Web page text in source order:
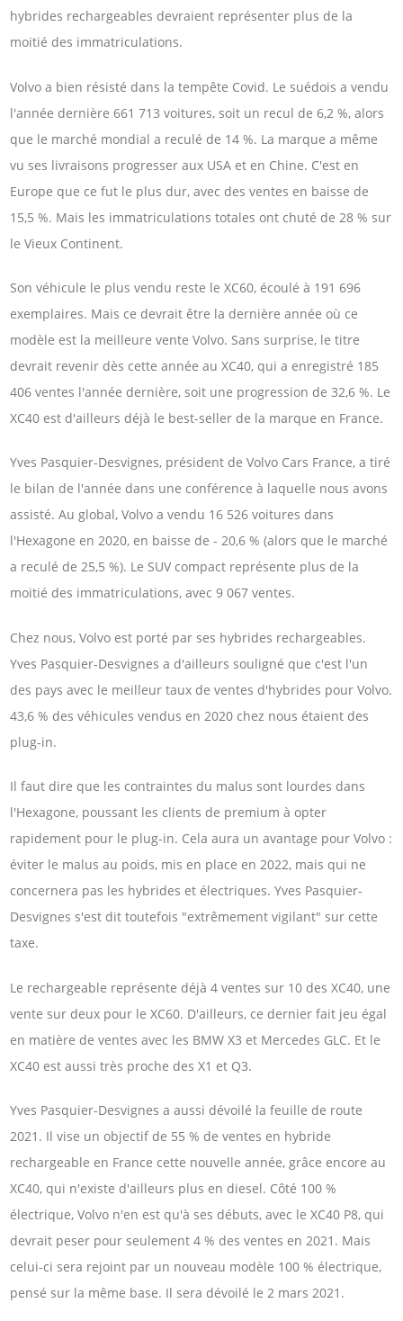
hybrides rechargeables devraient représenter plus de la
moitié des immatriculations.
Volvo a bien résisté dans la tempête Covid. Le suédois a vendu
l'année dernière 661 713 voitures, soit un recul de 6,2 %, alors
que le marché mondial a reculé de 14 %. La marque a même
vu ses livraisons progresser aux USA et en Chine. C'est en
Europe que ce fut le plus dur, avec des ventes en baisse de
15,5 %. Mais les immatriculations totales ont chuté de 28 % sur
le Vieux Continent.
Son véhicule le plus vendu reste le XC60, écoulé à 191 696
exemplaires. Mais ce devrait être la dernière année où ce
modèle est la meilleure vente Volvo. Sans surprise, le titre
devrait revenir dès cette année au XC40, qui a enregistré 185
406 ventes l'année dernière, soit une progression de 32,6 %. Le
XC40 est d'ailleurs déjà le best-seller de la marque en France.
Yves Pasquier-Desvignes, président de Volvo Cars France, a tiré
le bilan de l'année dans une conférence à laquelle nous avons
assisté. Au global, Volvo a vendu 16 526 voitures dans
l'Hexagone en 2020, en baisse de - 20,6 % (alors que le marché
a reculé de 25,5 %). Le SUV compact représente plus de la
moitié des immatriculations, avec 9 067 ventes.
Chez nous, Volvo est porté par ses hybrides rechargeables.
Yves Pasquier-Desvignes a d'ailleurs souligné que c'est l'un
des pays avec le meilleur taux de ventes d'hybrides pour Volvo.
43,6 % des véhicules vendus en 2020 chez nous étaient des
plug-in.
Il faut dire que les contraintes du malus sont lourdes dans
l'Hexagone, poussant les clients de premium à opter
rapidement pour le plug-in. Cela aura un avantage pour Volvo :
éviter le malus au poids, mis en place en 2022, mais qui ne
concernera pas les hybrides et électriques. Yves Pasquier-
Desvignes s'est dit toutefois "extrêmement vigilant" sur cette
taxe.
Le rechargeable représente déjà 4 ventes sur 10 des XC40, une
vente sur deux pour le XC60. D'ailleurs, ce dernier fait jeu égal
en matière de ventes avec les BMW X3 et Mercedes GLC. Et le
XC40 est aussi très proche des X1 et Q3.
Yves Pasquier-Desvignes a aussi dévoilé la feuille de route
2021. Il vise un objectif de 55 % de ventes en hybride
rechargeable en France cette nouvelle année, grâce encore au
XC40, qui n'existe d'ailleurs plus en diesel. Côté 100 %
électrique, Volvo n'en est qu'à ses débuts, avec le XC40 P8, qui
devrait peser pour seulement 4 % des ventes en 2021. Mais
celui-ci sera rejoint par un nouveau modèle 100 % électrique,
pensé sur la même base. Il sera dévoilé le 2 mars 2021.